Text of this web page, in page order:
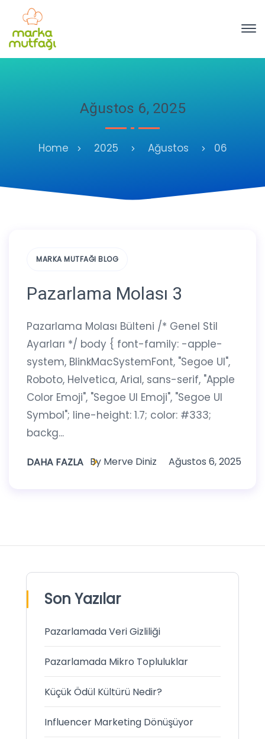
Ağustos 6, 2025
Home 2025 Ağustos 06
Son Yazılar
Pazarlamada Veri Gizliliği
Pazarlamada Mikro Topluluklar
Küçük Ödül Kültürü Nedir?
Influencer Marketing Dönüşüyor
MARKA MUTFAĞI BLOG
Pazarlama Molası 3
Pazarlama Molası Bülteni /* Genel Stil
Ayarları */ body { font-family: -apple-
system, BlinkMacSystemFont, "Segoe UI",
Roboto, Helvetica, Arial, sans-serif, "Apple
Color Emoji", "Segoe UI Emoji", "Segoe UI
Symbol"; line-height: 1.7; color: #333;
backg...
DAHA FAZLA By Merve Diniz Ağustos 6, 2025